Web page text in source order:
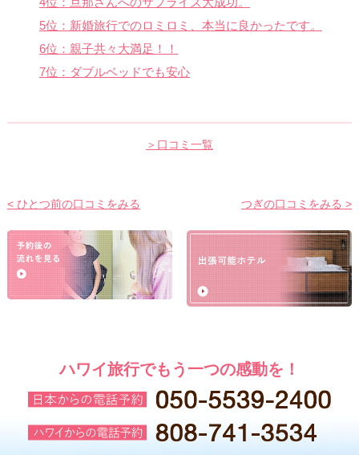
5位：新婚旅行でのロミロミ、本当に良かったです。
6位：親子共々大満足！！
7位：ダブルベッドでも安心
＞口コミ一覧
< ひとつ前の口コミをみる つぎの口コミをみる >
ハワイ旅行でもう一つの感動を！